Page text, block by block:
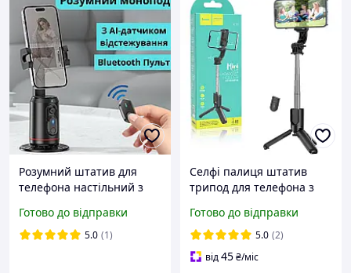
Розумний штатив для
телефона настільний з
Bluetooth пультом Смарт-
штатив для смартфона
Готово до відправки
5.0 (1)
Селфі палиця штатив
трипод для телефона з
Hoco Black (K17)
Готово до відправки
5.0 (2)
від45₴/міс